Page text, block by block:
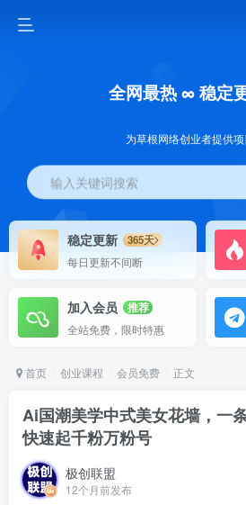
全网最热 ∞ 稳定
为草根网络创业者提供
输入关键词搜索
稳定更新
365天
每日更新不间断
加入会员
推荐
全站免费，限时特惠
首页 创业课程 会员免费 正文
Ai国潮美学中式美女花墙，一
快速起千粉万粉号
极创联盟
12个月前发布